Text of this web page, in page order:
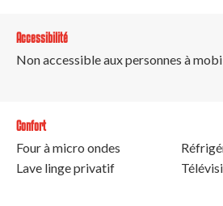
Accessibilité
Non accessible aux personnes à
Confort
Four à micro ondes
Lave linge privatif